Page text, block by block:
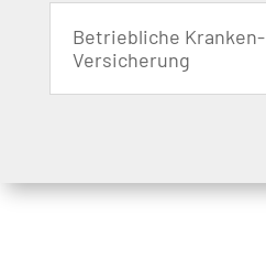
Betriebliche Kranken-
Versicherung